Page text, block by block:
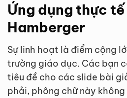
Ứng dụng thực
Hamberger
Sự linh hoạt là điểm cộng
trường giáo dục. Các bạn
tiêu đề cho các slide bài
phải, phông chữ này